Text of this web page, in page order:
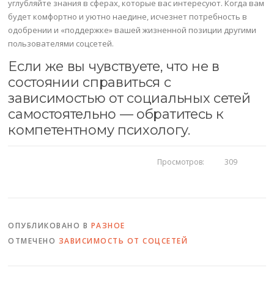
углубляйте знания в сферах, которые вас интересуют. Когда вам
будет комфортно и уютно наедине, исчезнет потребность в
одобрении и «поддержке» вашей жизненной позиции другими
пользователями соцсетей.
Если же вы чувствуете, что не в
состоянии справиться с
зависимостью от социальных сетей
самостоятельно — обратитесь к
компетентному психологу.
Просмотров: 309
ОПУБЛИКОВАНО В РАЗНОЕ
ОТМЕЧЕНО ЗАВИСИМОСТЬ ОТ СОЦСЕТЕЙ